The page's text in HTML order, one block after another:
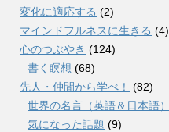
変化に適応する (2)
マインドフルネスに生きる (4)
心のつぶやき (124)
書く瞑想 (68)
先人・仲間から学べ！
(82)
世界の名言（英語＆日本語）
気になった話題 (9)